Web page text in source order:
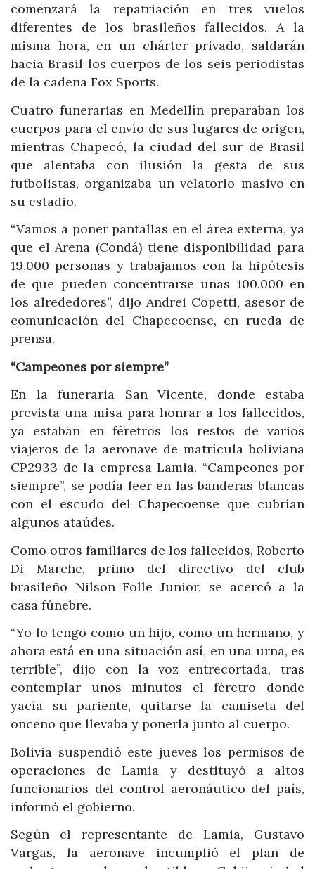
comenzará la repatriación en tres vuelos
diferentes de los brasileños fallecidos. A la
misma hora, en un chárter privado, saldarán
hacia Brasil los cuerpos de los seis periodistas
de la cadena Fox Sports.
Cuatro funerarias en Medellín preparaban los
cuerpos para el envío de sus lugares de origen,
mientras Chapecó, la ciudad del sur de Brasil
que alentaba con ilusión la gesta de sus
futbolistas, organizaba un velatorio masivo en
su estadio.
“Vamos a poner pantallas en el área externa, ya
que el Arena (Condá) tiene disponibilidad para
19.000 personas y trabajamos con la hipótesis
de que pueden concentrarse unas 100.000 en
los alrededores”, dijo Andrei Copetti, asesor de
comunicación del Chapecoense, en rueda de
prensa.
“Campeones por siempre”
En la funeraria San Vicente, donde estaba
prevista una misa para honrar a los fallecidos,
ya estaban en féretros los restos de varios
viajeros de la aeronave de matrícula boliviana
CP2933 de la empresa Lamia. “Campeones por
siempre”, se podía leer en las banderas blancas
con el escudo del Chapecoense que cubrían
algunos ataúdes.
Como otros familiares de los fallecidos, Roberto
Di Marche, primo del directivo del club
brasileño Nilson Folle Junior, se acercó a la
casa fúnebre.
“Yo lo tengo como un hijo, como un hermano, y
ahora está en una situación así, en una urna, es
terrible”, dijo con la voz entrecortada, tras
contemplar unos minutos el féretro donde
yacía su pariente, quitarse la camiseta del
onceno que llevaba y ponerla junto al cuerpo.
Bolivia suspendió este jueves los permisos de
operaciones de Lamia y destituyó a altos
funcionarios del control aeronáutico del país,
informó el gobierno.
Según el representante de Lamia, Gustavo
Vargas, la aeronave incumplió el plan de